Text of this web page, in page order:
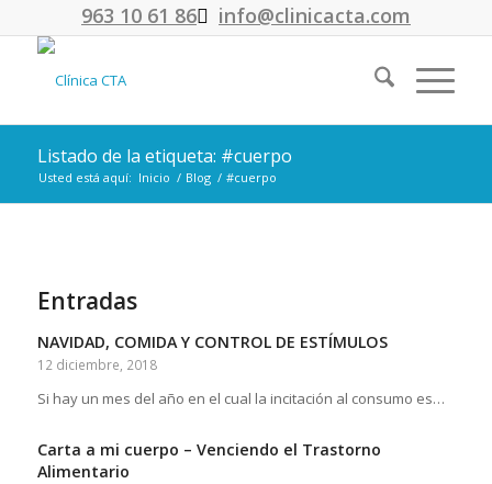
963 10 61 86 info@clinicacta.com
Listado de la etiqueta: #cuerpo
Usted está aquí: Inicio / Blog / #cuerpo
Entradas
NAVIDAD, COMIDA Y CONTROL DE ESTÍMULOS
12 diciembre, 2018
Si hay un mes del año en el cual la incitación al consumo es…
Carta a mi cuerpo – Venciendo el Trastorno
Alimentario